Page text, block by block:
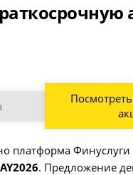
платформа
. Предложение